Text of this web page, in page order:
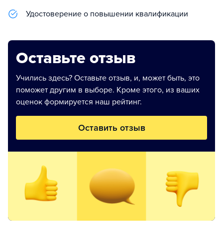
Удостоверение о повышении квалификации
Оставьте отзыв
Учились здесь? Оставьте отзыв, и, может быть, это
поможет другим в выборе. Кроме этого, из ваших
оценок формируется наш рейтинг.
Оставить отзыв